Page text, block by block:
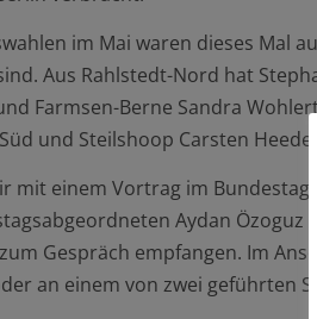
im Mai waren dieses Mal
Aus Rahlstedt-Nord hat
Farmsen-Berne Sandra
und Steilshoop Carsten
mit einem Vortrag im
Aydan Özoguz
Gespräch empfangen. Im
an einem von zwei geführten